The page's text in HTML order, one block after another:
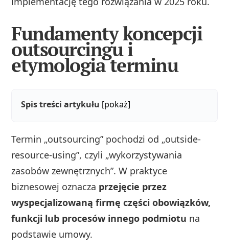
Fundamenty koncepcji
outsourcingu i
etymologia terminu
Spis treści artykułu [pokaż]
Termin „outsourcing” pochodzi od „outside-
resource-using”, czyli „wykorzystywania
zasobów zewnętrznych”. W praktyce
biznesowej oznacza przejęcie przez
wyspecjalizowaną firmę części obowiązków,
funkcji lub procesów innego podmiotu na
podstawie umowy.